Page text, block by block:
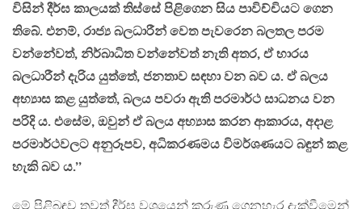
විසින් දීර්ඝ කාලයක් තිස්සේ පිළිගෙන සිය පාවිච්චියට ගෙන
තිබේ. එනම්, රාජ්‍ය බලධාරීන් වෙත පැවරෙන බලතල පරම
වන්නේවත්, නිර්බාධිත වන්නේවත් නැති අතර, ඒ භාරය
බලධාරීන් දැරිය යුත්තේ, ජනතාව සඳහා වන බව ය. ඒ බලය
අභ්‍යාස කළ යුත්තේ, බලය පවරා ඇති පරමාර්ථ සාධනය වන
පරිදි ය. එසේම, ඔවුන් ඒ බලය අභ්‍යාස කරන ආකාරය, අදාළ
පරමාර්ථවලට අනුරූපව, අධිකරණමය විමර්ශණයට බඳුන් කළ
හැකි බව ය.’’
මේ පිළිබඳව තවත් දීර්ඝ වශයෙන් කරුණු ගෙනහැර දැක්වීමෙන්